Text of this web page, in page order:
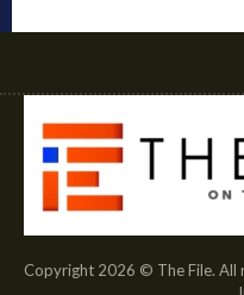
Copyright 2026 © The File. All